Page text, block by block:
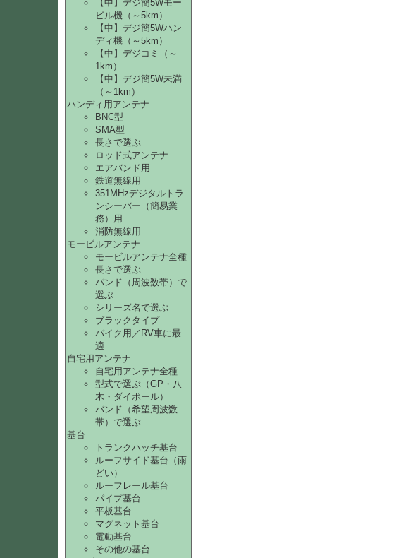
【中】デジ簡5Wモー
ビル機（～5km）
【中】デジ簡5Wハン
ディ機（～5km）
【中】デジコミ（～
1km）
【中】デジ簡5W未満
（～1km）
ハンディ用アンテナ
BNC型
SMA型
長さで選ぶ
ロッド式アンテナ
エアバンド用
鉄道無線用
351MHzデジタルトラ
ンシーバー（簡易業
務）用
消防無線用
モービルアンテナ
モービルアンテナ全種
長さで選ぶ
バンド（周波数帯）で
選ぶ
シリーズ名で選ぶ
ブラックタイプ
バイク用／RV車に最
適
自宅用アンテナ
自宅用アンテナ全種
型式で選ぶ（GP・八
木・ダイポール）
バンド（希望周波数
帯）で選ぶ
基台
トランクハッチ基台
ルーフサイド基台（雨
どい）
ルーフレール基台
パイプ基台
平板基台
マグネット基台
電動基台
その他の基台